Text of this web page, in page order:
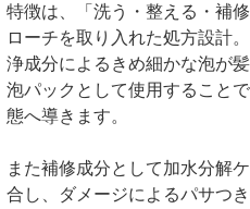
特徴は、「洗う・整える・補
ローチを取り入れた処方設計
浄成分によるきめ細かな泡が
泡パックとして使用すること
態へ導きます。
また補修成分として加水分解
合し、ダメージによるパサつ